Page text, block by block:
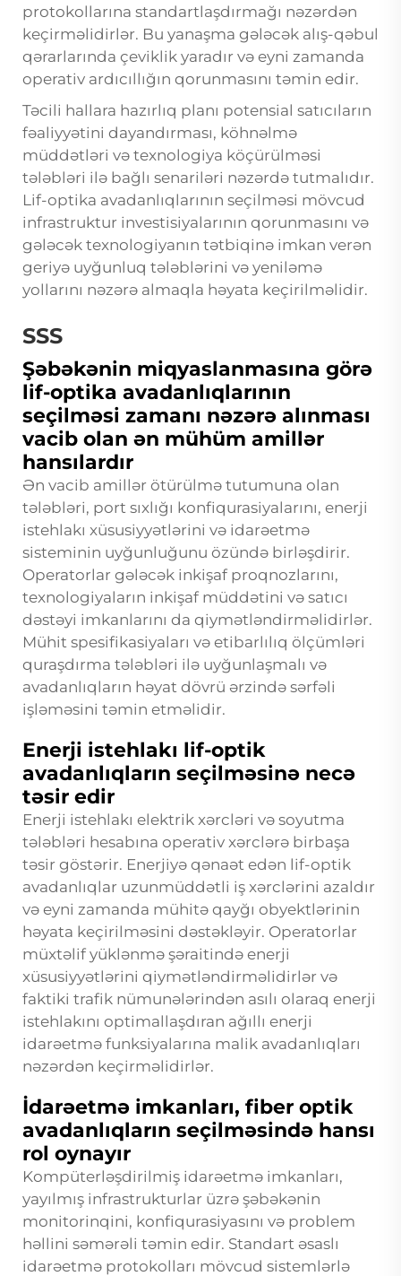
protokollarına standartlaşdırmağı nəzərdən
keçirməlidirlər. Bu yanaşma gələcək alış-qəbul
qərarlarında çeviklik yaradır və eyni zamanda
operativ ardıcıllığın qorunmasını təmin edir.
Təcili hallara hazırlıq planı potensial satıcıların
fəaliyyətini dayandırması, köhnəlmə
müddətləri və texnologiya köçürülməsi
tələbləri ilə bağlı senariləri nəzərdə tutmalıdır.
Lif-optika avadanlıqlarının seçilməsi mövcud
infrastruktur investisiyalarının qorunmasını və
gələcək texnologiyanın tətbiqinə imkan verən
geriyə uyğunluq tələblərini və yeniləmə
yollarını nəzərə almaqla həyata keçirilməlidir.
SSS
Şəbəkənin miqyaslanmasına görə
lif-optika avadanlıqlarının
seçilməsi zamanı nəzərə alınması
vacib olan ən mühüm amillər
hansılardır
Ən vacib amillər ötürülmə tutumuna olan
tələbləri, port sıxlığı konfiqurasiyalarını, enerji
istehlakı xüsusiyyətlərini və idarəetmə
sisteminin uyğunluğunu özündə birləşdirir.
Operatorlar gələcək inkişaf proqnozlarını,
texnologiyaların inkişaf müddətini və satıcı
dəstəyi imkanlarını da qiymətləndirməlidirlər.
Mühit spesifikasiyaları və etibarlılıq ölçümləri
quraşdırma tələbləri ilə uyğunlaşmalı və
avadanlıqların həyat dövrü ərzində sərfəli
işləməsini təmin etməlidir.
Enerji istehlakı lif-optik
avadanlıqların seçilməsinə necə
təsir edir
Enerji istehlakı elektrik xərcləri və soyutma
tələbləri hesabına operativ xərclərə birbaşa
təsir göstərir. Enerjiyə qənaət edən lif-optik
avadanlıqlar uzunmüddətli iş xərclərini azaldır
və eyni zamanda mühitə qayğı obyektlərinin
həyata keçirilməsini dəstəkləyir. Operatorlar
müxtəlif yüklənmə şəraitində enerji
xüsusiyyətlərini qiymətləndirməlidirlər və
faktiki trafik nümunələrindən asılı olaraq enerji
istehlakını optimallaşdıran ağıllı enerji
idarəetmə funksiyalarına malik avadanlıqları
nəzərdən keçirməlidirlər.
İdarəetmə imkanları, fiber optik
avadanlıqların seçilməsində hansı
rol oynayır
Kompüterləşdirilmiş idarəetmə imkanları,
yayılmış infrastrukturlar üzrə şəbəkənin
monitorinqini, konfiqurasiyasını və problem
həllini səmərəli təmin edir. Standart əsaslı
idarəetmə protokolları mövcud sistemlərlə